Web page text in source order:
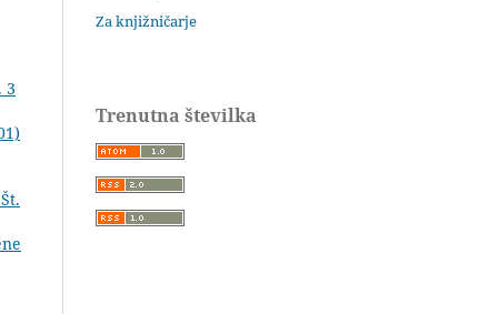
3
Za knjižničarje
Trenutna številka